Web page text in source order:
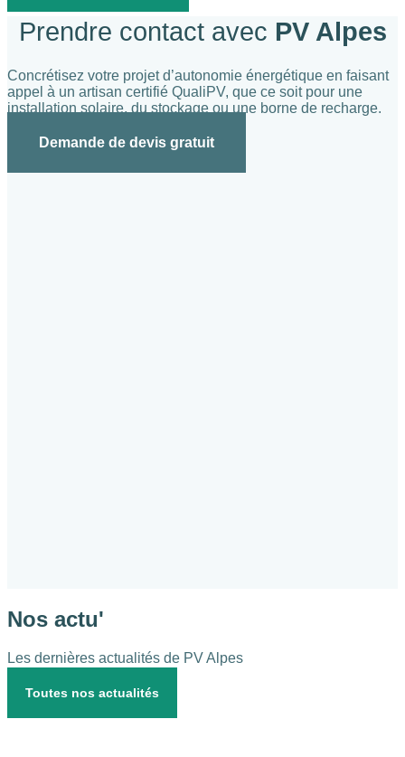
Prendre contact avec PV Alpes
Concrétisez votre projet d’autonomie énergétique en faisant
appel à un artisan certifié QualiPV, que ce soit pour une
installation solaire, du stockage ou une borne de recharge.
Demande de devis gratuit
Nos actu'
Les dernières actualités de PV Alpes
Toutes nos actualités